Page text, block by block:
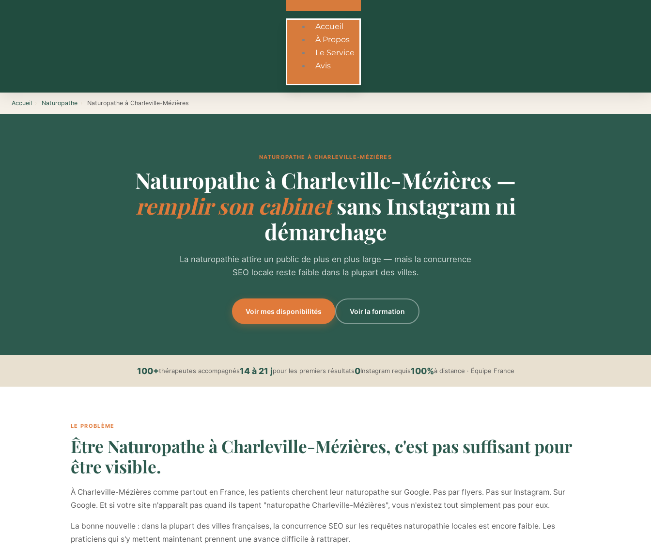
Accueil
À Propos
Le Service
Avis
Accueil Naturopathe Naturopathe à Charleville-Mézières
NATUROPATHE À CHARLEVILLE-MÉZIÈRES
Naturopathe à Charleville-Mézières —
remplir son cabinetsans Instagram ni
démarchage
La naturopathie attire un public de plus en plus large — mais la concurrence
SEO locale reste faible dans la plupart des villes.
Voir mes disponibilités Voir la formation
100+thérapeutes accompagnés14 à 21 jpour les premiers résultats0Instagram requis100%à distance · Équipe France
LE PROBLÈME
Être Naturopathe à Charleville-Mézières, c'est pas suffisant pour
être visible.
À Charleville-Mézières comme partout en France, les patients cherchent leur naturopathe sur Google. Pas par flyers. Pas sur Instagram. Sur
Google. Et si votre site n'apparaît pas quand ils tapent "naturopathe Charleville-Mézières", vous n'existez tout simplement pas pour eux.
La bonne nouvelle : dans la plupart des villes françaises, la concurrence SEO sur les requêtes naturopathie locales est encore faible. Les
praticiens qui s'y mettent maintenant prennent une avance difficile à rattraper.